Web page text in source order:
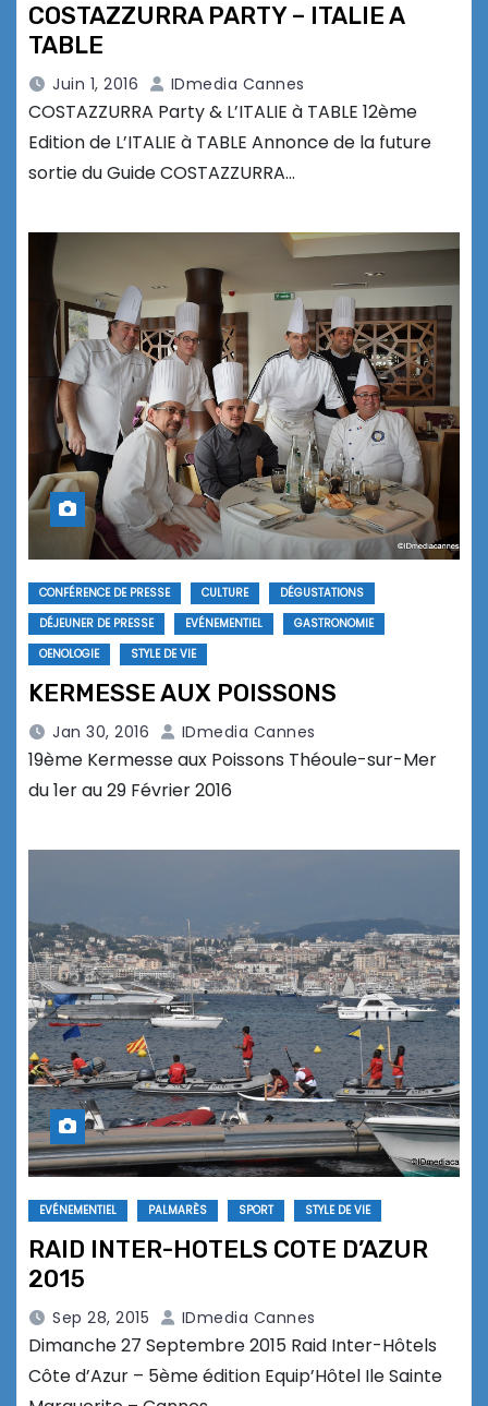
COSTAZZURRA PARTY – ITALIE A
TABLE
Juin 1, 2016 IDmedia Cannes
COSTAZZURRA Party & L’ITALIE à TABLE 12ème
Edition de L’ITALIE à TABLE Annonce de la future
sortie du Guide COSTAZZURRA…
CONFÉRENCE DE PRESSE CULTURE
DÉGUSTATIONS
DÉJEUNER DE PRESSE
EVÉNEMENTIEL
GASTRONOMIE
OENOLOGIE
STYLE DE VIE
KERMESSE AUX POISSONS
Jan 30, 2016 IDmedia Cannes
19ème Kermesse aux Poissons Théoule-sur-Mer
du 1er au 29 Février 2016
EVÉNEMENTIEL PALMARÈS SPORT STYLE DE VIE
RAID INTER-HOTELS COTE D’AZUR
2015
Sep 28, 2015 IDmedia Cannes
Dimanche 27 Septembre 2015 Raid Inter-Hôtels
Côte d’Azur – 5ème édition Equip’Hôtel Ile Sainte